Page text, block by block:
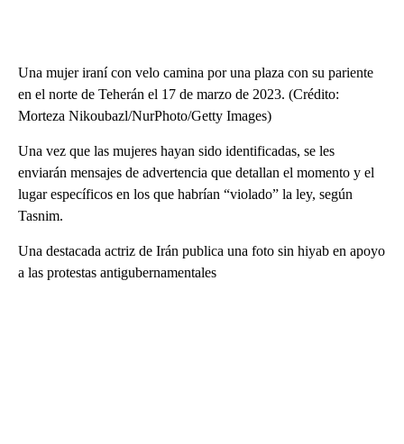
Una mujer iraní con velo camina por una plaza con su pariente
en el norte de Teherán el 17 de marzo de 2023. (Crédito:
Morteza Nikoubazl/NurPhoto/Getty Images)
Una vez que las mujeres hayan sido identificadas, se les
enviarán mensajes de advertencia que detallan el momento y el
lugar específicos en los que habrían “violado” la ley, según
Tasnim.
Una destacada actriz de Irán publica una foto sin hiyab en apoyo
a las protestas antigubernamentales